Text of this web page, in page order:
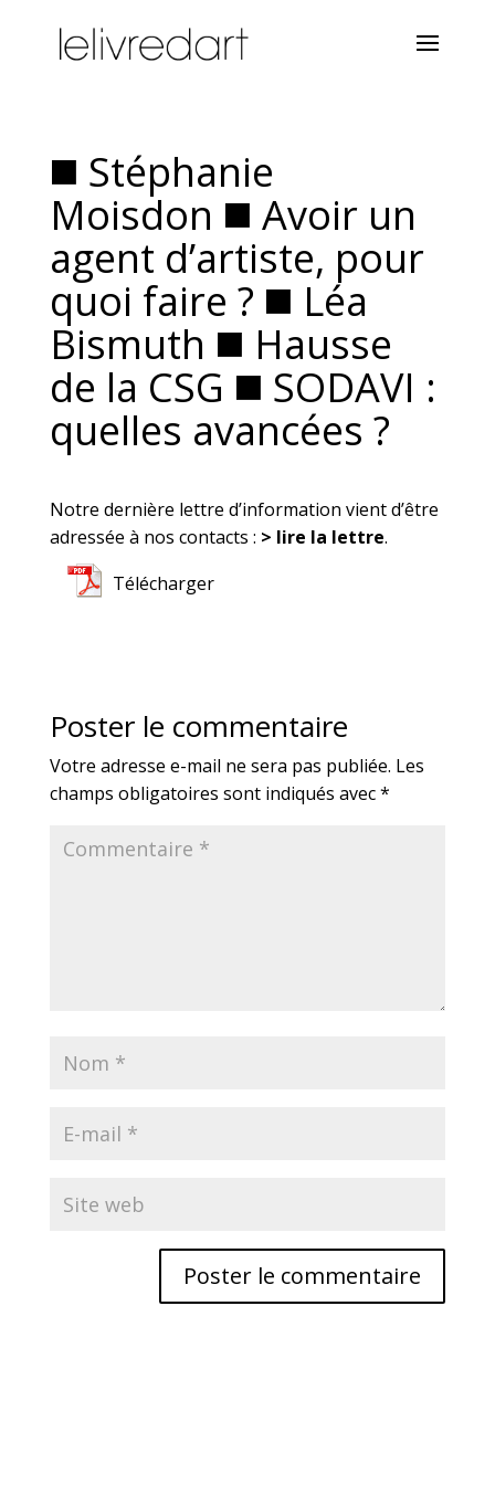
◼️ Stéphanie
Moisdon ◼️ Avoir un
agent d’artiste, pour
quoi faire ? ◼️ Léa
Bismuth ◼️ Hausse
de la CSG ◼️ SODAVI :
quelles avancées ?
Notre dernière lettre d’information vient d’être
adressée à nos contacts : > lire la lettre.
Télécharger
Poster le commentaire
Votre adresse e-mail ne sera pas publiée. Les
champs obligatoires sont indiqués avec*